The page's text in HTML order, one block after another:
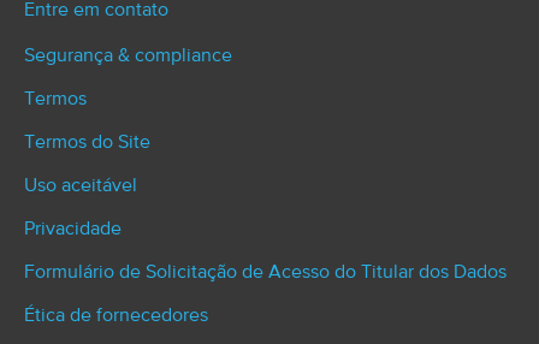
Entre em contato
Segurança & compliance
Termos
Termos do Site
Uso aceitável
Privacidade
Formulário de Solicitação de Acesso do Titular dos Dados
Ética de fornecedores